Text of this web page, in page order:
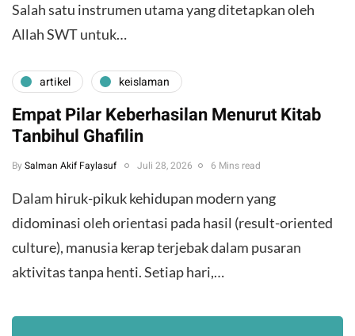
Salah satu instrumen utama yang ditetapkan oleh
Allah SWT untuk…
artikel keislaman
Empat Pilar Keberhasilan Menurut Kitab
Tanbihul Ghafilin
By Salman Akif Faylasuf Juli 28, 2026 6 Mins read
Dalam hiruk-pikuk kehidupan modern yang
didominasi oleh orientasi pada hasil (result-oriented
culture), manusia kerap terjebak dalam pusaran
aktivitas tanpa henti. Setiap hari,…